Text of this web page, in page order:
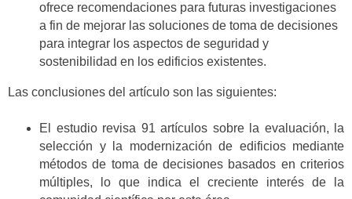
ofrece recomendaciones para futuras investigaciones
a fin de mejorar las soluciones de toma de decisiones
para integrar los aspectos de seguridad y
sostenibilidad en los edificios existentes.
Las conclusiones del artículo son las siguientes:
El estudio revisa 91 artículos sobre la evaluación, la
selección y la modernización de edificios mediante
métodos de toma de decisiones basados en criterios
múltiples, lo que indica el creciente interés de la